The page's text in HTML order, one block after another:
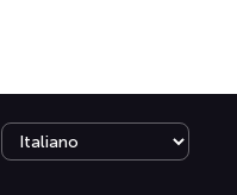
Select language